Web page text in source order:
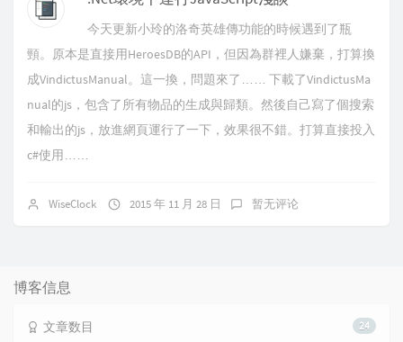
今天更新小玲的洛奇英雄傳功能的時候遇到了瓶
頸。原本是直接用HeroesDB的API，但因為群裡人嫌棄，打算換
成VindictusManual。這一換，問題來了…… 下載了VindictusMa
nual的js，包含了所有物品的生成與歸類。然後自己寫了個搜索
和輸出的js，放進網頁運行了一下，效果很不錯。打算直接投入
c#使用……
WiseClock 2015 年 11 月 28 日 暂无评论
博客信息
24
文章数目